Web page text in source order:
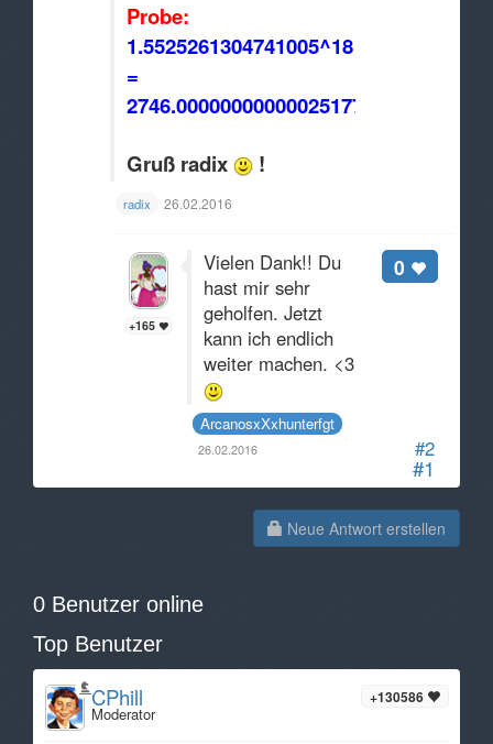
#1
Probe:
1.5525261304741005^18
=
2746.0000000000002517741
Gruß radix
!
radix 26.02.2016
#2
+165
0
Vielen Dank!! Du
hast mir sehr
geholfen. Jetzt
kann ich endlich
weiter machen. <3
ArcanosxXxhunterfgt
26.02.2016
Neue Antwort erstellen
0 Benutzer online
Top Benutzer
+130586
CPhill
Moderator